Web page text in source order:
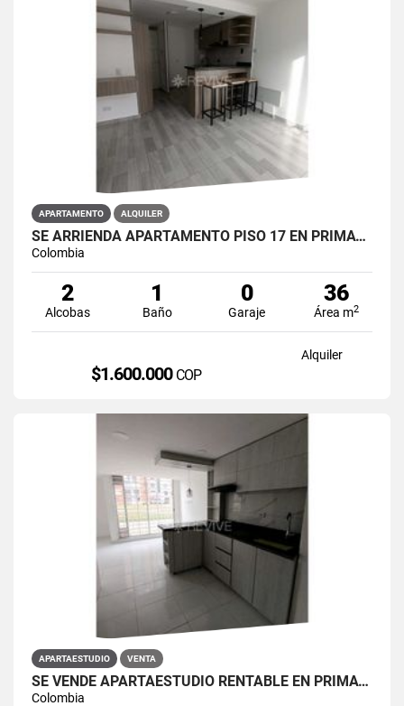
APARTAMENTO ALQUILER
SE ARRIENDA APARTAMENTO PISO 17 EN PRIMAVERA 6-39 PUENTE ARANDA
Colombia
2
Alcobas
1
Baño
0
Garaje
36
Área m2
Alquiler
$1.600.000 COP
APARTAESTUDIO VENTA
SE VENDE APARTAESTUDIO RENTABLE EN PRIMAVERA 6-39 ET 2
Colombia